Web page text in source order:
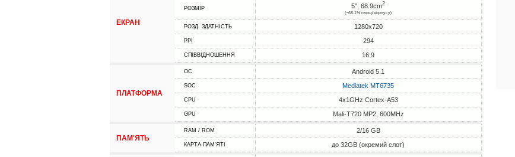
ЕКРАН
РОЗМІР 5", 68.9cm2
(~68.1% площі корпусу)
РОЗД. ЗДАТНІСТЬ 1280x720
PPI 294
СПІВВІДНОШЕННЯ 16:9
ПЛАТФОРМА
ОС Android 5.1
SOC Mediatek MT6735
CPU 4x1GHz Cortex-A53
GPU Mali-T720 MP2, 600MHz
ПАМ'ЯТЬ
RAM / ROM 2/16 GB
КАРТА ПАМ'ЯТІ до 32GB (окремий слот)